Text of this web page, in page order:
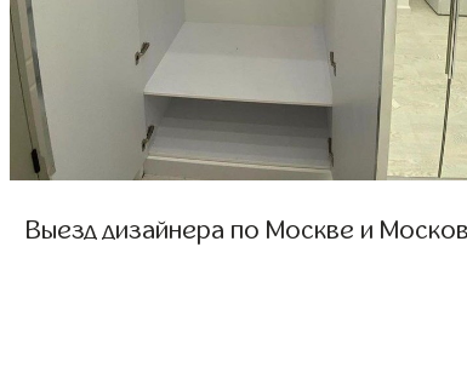
Выезд дизайнера по Москве и